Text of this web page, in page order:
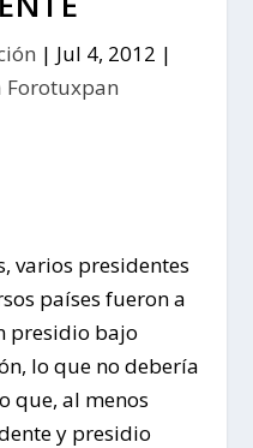
| Jul 4, 2012 |
Forotuxpan
varios presidentes
países fueron a
presidio bajo
lo que no debería
que, al menos
y presidio